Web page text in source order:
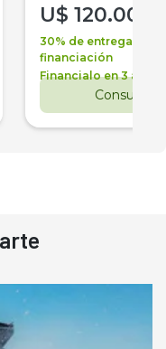
U$ 120.000
30% de entrega +
financiación
Financialo en 3 años
Consultar